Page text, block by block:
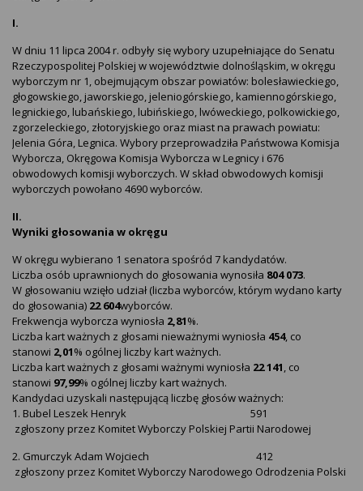
I.
W dniu 11 lipca 2004 r. odbyły się wybory uzupełniające do Senatu
Rzeczypospolitej Polskiej w województwie dolnośląskim, w okręgu
wyborczym nr 1, obejmującym obszar powiatów: bolesławieckiego,
głogowskiego, jaworskiego, jeleniogórskiego, kamiennogórskiego,
legnickiego, lubańskiego, lubińskiego, lwóweckiego, polkowickiego,
zgorzeleckiego, złotoryjskiego oraz miast na prawach powiatu:
Jelenia Góra, Legnica. Wybory przeprowadziła Państwowa Komisja
Wyborcza, Okręgowa Komisja Wyborcza w Legnicy i 676
obwodowych komisji wyborczych. W skład obwodowych komisji
wyborczych powołano 4690 wyborców.
II.
Wyniki głosowania w okręgu
W okręgu wybierano 1 senatora spośród 7 kandydatów.
Liczba osób uprawnionych do głosowania wynosiła 804 073.
W głosowaniu wzięło udział (liczba wyborców, którym wydano karty
do głosowania) 22 604wyborców.
Frekwencja wyborcza wyniosła 2,81%.
Liczba kart ważnych z głosami nieważnymi wyniosła 454, co
stanowi 2,01% ogólnej liczby kart ważnych.
Liczba kart ważnych z głosami ważnymi wyniosła 22 141, co
stanowi 97,99% ogólnej liczby kart ważnych.
Kandydaci uzyskali następującą liczbę głosów ważnych:
1. Bubel Leszek Henryk 591
zgłoszony przez Komitet Wyborczy Polskiej Partii Narodowej
2. Gmurczyk Adam Wojciech 412
zgłoszony przez Komitet Wyborczy Narodowego Odrodzenia Polski